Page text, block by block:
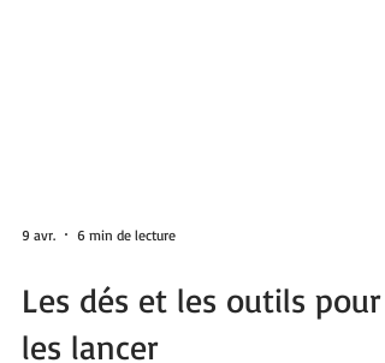
Les dés et les outils pour